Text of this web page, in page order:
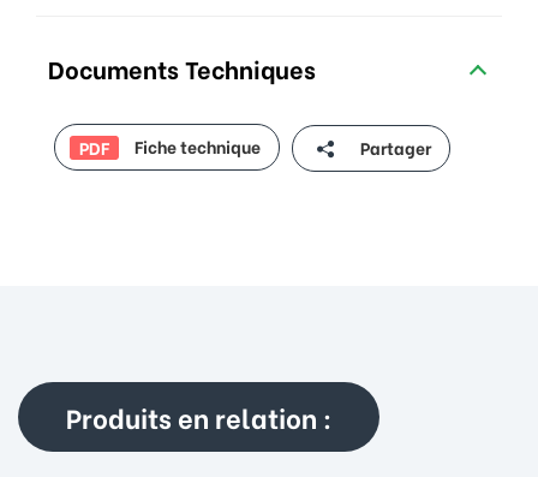
Documents Techniques
PDF Fiche technique Partager
Produits en relation :